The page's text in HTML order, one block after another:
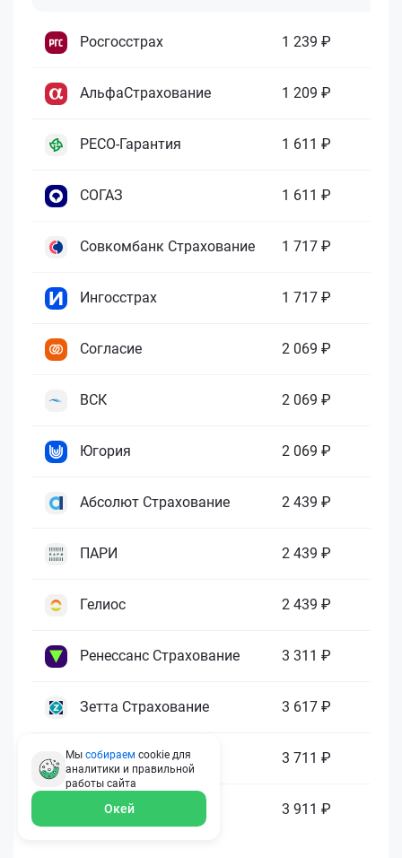
Росгосстрах 1 239 ₽
АльфаСтрахование 1 209 ₽
РЕСО-Гарантия 1 611 ₽
СОГАЗ 1 611 ₽
Совкомбанк Страхование 1 717 ₽
Ингосстрах 1 717 ₽
Согласие 2 069 ₽
ВСК 2 069 ₽
Югория 2 069 ₽
Абсолют Страхование 2 439 ₽
ПАРИ 2 439 ₽
Гелиос 2 439 ₽
Ренессанс Страхование 3 311 ₽
Зетта Страхование 3 617 ₽
ГАЙДЕ 3 711 ₽
МАКС 3 911 ₽
Мы собираем cookie для
аналитики и правильной
работы сайта
Окей